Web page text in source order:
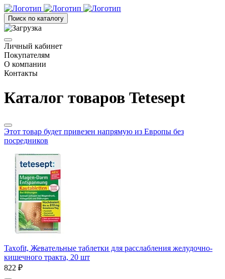
Поиск по каталогу
Личный кабинет
Покупателям
О компании
Контакты
Каталог товаров Tetesept
Этот товар будет привезен напрямую из Европы без
посредников
Taxofit, Жевательные таблетки для расслабления желудочно-
кишечного тракта, 20 шт
822 ₽